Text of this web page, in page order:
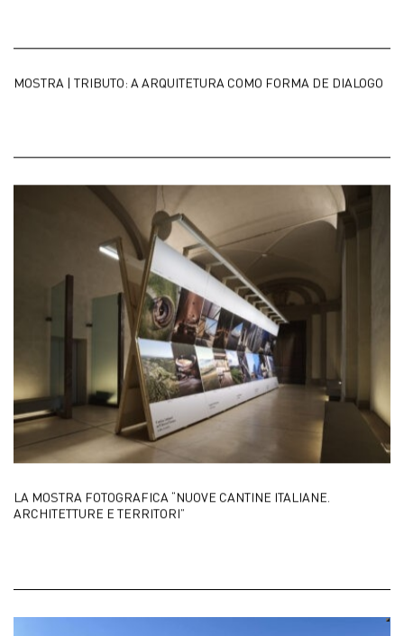
MOSTRA | TRIBUTO: A ARQUITETURA COMO FORMA DE DIALOGO
LA MOSTRA FOTOGRAFICA “NUOVE CANTINE ITALIANE.
ARCHITETTURE E TERRITORI”